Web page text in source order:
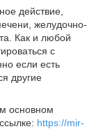
действие,
желудочно-
Как и любой
с
если есть
другие
основном
https://mir-